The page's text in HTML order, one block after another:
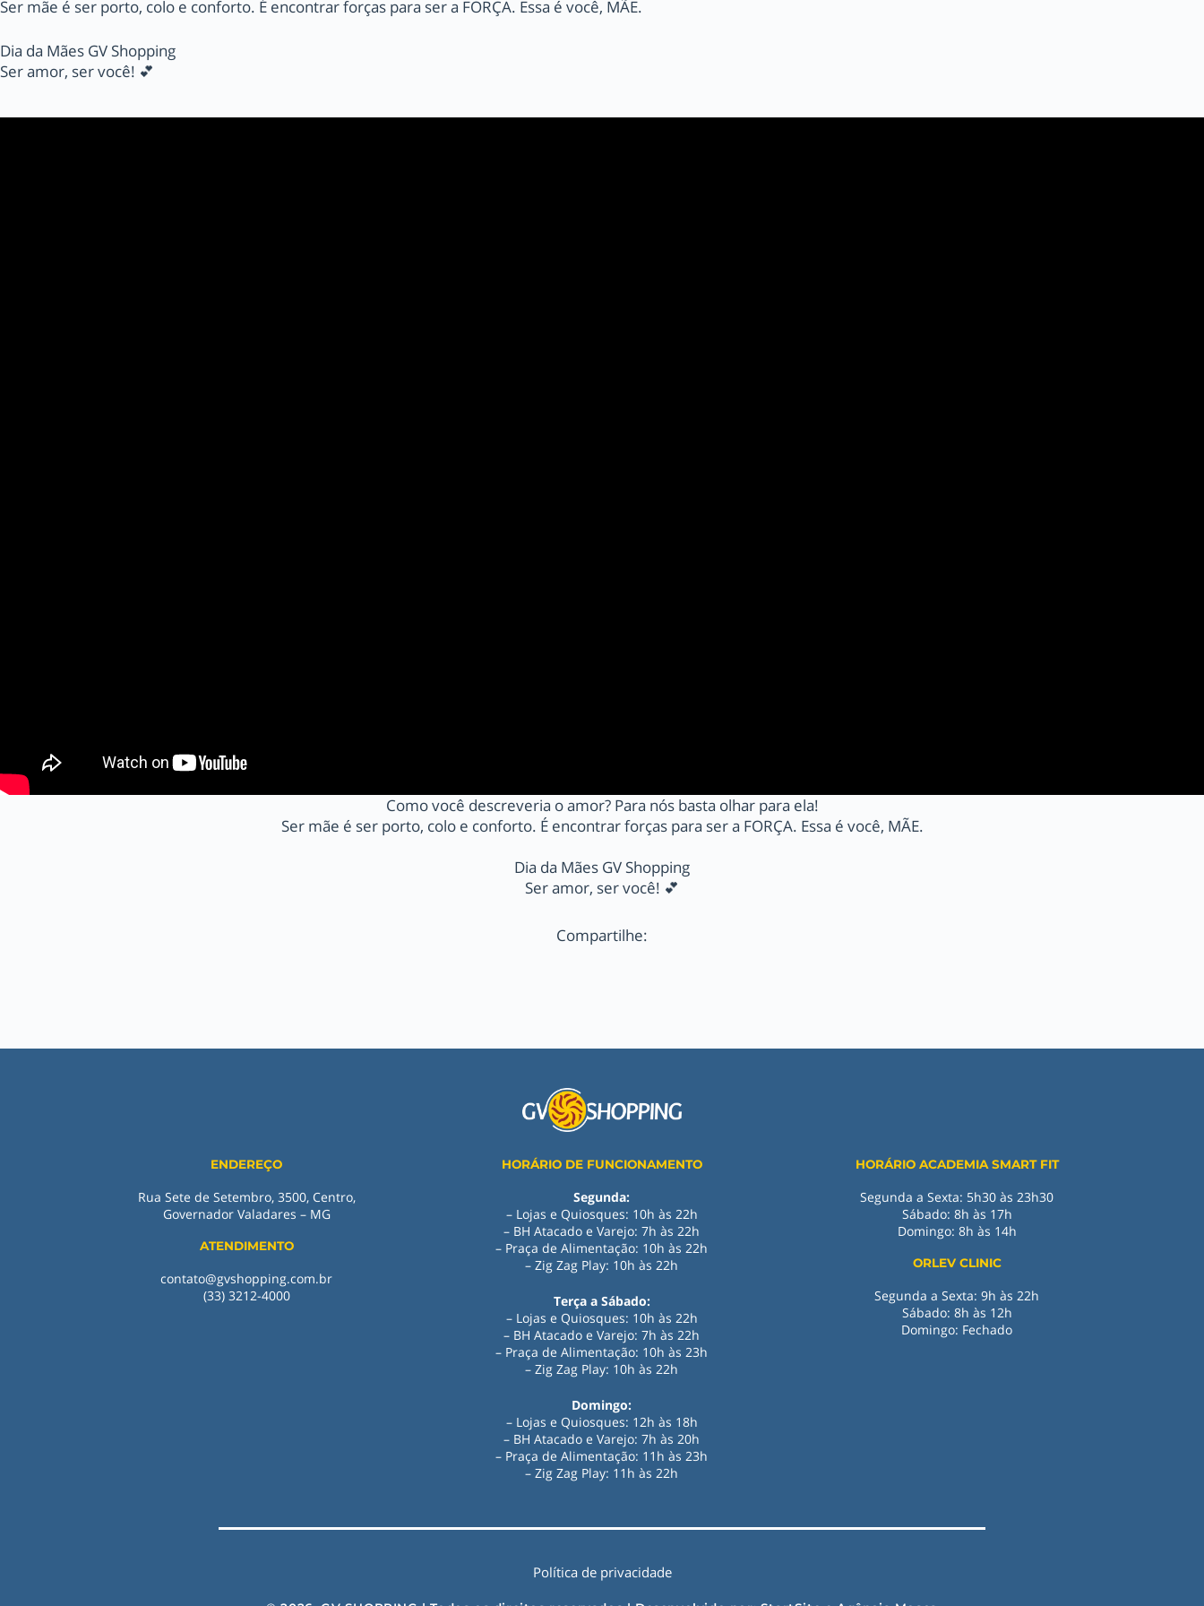
Ser mãe é ser porto, colo e conforto. É encontrar forças para ser a FORÇA. Essa é você, MÃE.
Dia da Mães GV Shopping
Ser amor, ser você! 💕
Como você descreveria o amor? Para nós basta olhar para ela!
Ser mãe é ser porto, colo e conforto. É encontrar forças para ser a FORÇA. Essa é você, MÃE.
Dia da Mães GV Shopping
Ser amor, ser você! 💕
Compartilhe:
ENDEREÇO
Rua Sete de Setembro, 3500, Centro,
Governador Valadares – MG
ATENDIMENTO
contato@gvshopping.com.br
(33) 3212-4000
HORÁRIO DE FUNCIONAMENTO
Segunda:
– Lojas e Quiosques: 10h às 22h
– BH Atacado e Varejo: 7h às 22h
– Praça de Alimentação: 10h às 22h
– Zig Zag Play: 10h às 22h
Terça a Sábado:
– Lojas e Quiosques: 10h às 22h
– BH Atacado e Varejo: 7h às 22h
– Praça de Alimentação: 10h às 23h
– Zig Zag Play: 10h às 22h
Domingo:
– Lojas e Quiosques: 12h às 18h
– BH Atacado e Varejo: 7h às 20h
– Praça de Alimentação: 11h às 23h
– Zig Zag Play: 11h às 22h
HORÁRIO ACADEMIA SMART FIT
Segunda a Sexta: 5h30 às 23h30
Sábado: 8h às 17h
Domingo: 8h às 14h
ORLEV CLINIC
Segunda a Sexta: 9h às 22h
Sábado: 8h às 12h
Domingo: Fechado
Política de privacidade